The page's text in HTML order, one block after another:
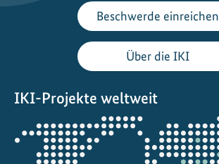
s
c
h
ö
n
g
Beschwerde einreichen
Über die IKI
IKI-Projekte weltweit
Öffnet
die
Projektkarte